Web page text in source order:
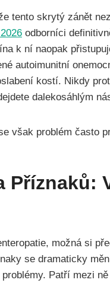
tento skrytý zánět
odborníci
k ní naopak
autoimunitní
kostí. Nikdy
dalekosáhlým
však problém často
Příznaků:
možná si
se dramaticky
Patří mezi